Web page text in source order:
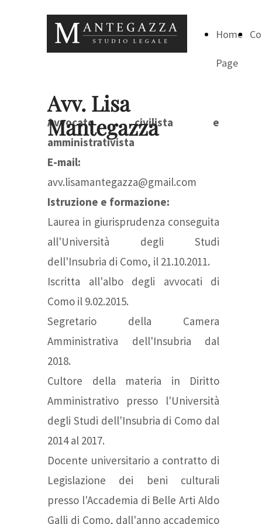
Home
Page
Avv. Lisa
Mantegazza
Avvocato civilista e
amministrativista
E-mail:
avv.lisamantegazza@gmail.com
Istruzione e formazione:
Laurea in giurisprudenza conseguita
all'Università degli Studi
dell'Insubria di Como, il 21.10.2011.
Iscritta all'albo degli avvocati di
Como il 9.02.2015.
Segretario della Camera
Amministrativa dell'Insubria dal
2018.
Cultore della materia in Diritto
Amministrativo presso l'Università
degli Studi dell'Insubria di Como dal
2014 al 2017.
Docente universitario a contratto di
Legislazione dei beni culturali
presso l'Accademia di Belle Arti Aldo
Galli di Como, dall'anno accademico